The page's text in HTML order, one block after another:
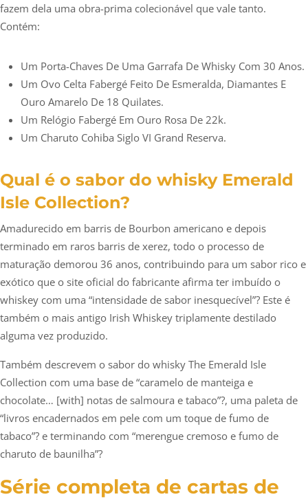
fazem dela uma obra-prima colecionável que vale tanto.
Contém:
Um Porta-Chaves De Uma Garrafa De Whisky Com 30 Anos.
Um Ovo Celta Fabergé Feito De Esmeralda, Diamantes E
Ouro Amarelo De 18 Quilates.
Um Relógio Fabergé Em Ouro Rosa De 22k.
Um Charuto Cohiba Siglo VI Grand Reserva.
Qual é o sabor do whisky Emerald
Isle Collection?
Amadurecido em barris de Bourbon americano e depois
terminado em raros barris de xerez, todo o processo de
maturação demorou 36 anos, contribuindo para um sabor rico e
exótico que o site oficial do fabricante afirma ter imbuído o
whiskey com uma “intensidade de sabor inesquecível”? Este é
também o mais antigo Irish Whiskey triplamente destilado
alguma vez produzido.
Também descrevem o sabor do whisky The Emerald Isle
Collection com uma base de “caramelo de manteiga e
chocolate… [with] notas de salmoura e tabaco”?, uma paleta de
“livros encadernados em pele com um toque de fumo de
tabaco”? e terminando com “merengue cremoso e fumo de
charuto de baunilha”?
Série completa de cartas de